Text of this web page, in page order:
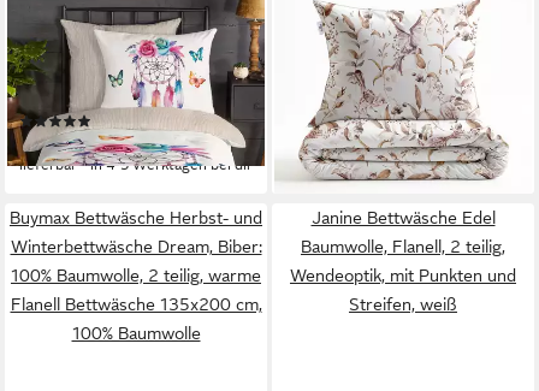
Kinderbettwäsche Catchy,
Biber, Flanell, 2 teilig, Flanell
Biber, 135x200, Warm,
Reißverschluss, Wende, Kind,
Federn Sand
(1)
ab 44,95 €
lieferbar - in 4-5 Werktagen bei dir
Bettwäsche Zohome
Bettwäsche Baumwolle Flanell
Colette, Flanell, 2 teilig,
Bettwäsche aus 100%
Baumwolle, hochwertige
Flanell, ab 135x200 cm.
ab 45,32 €
lieferbar - in 6-8 Werktagen bei dir
Buymax Bettwäsche Herbst- und
Winterbettwäsche Dream, Biber:
100% Baumwolle, 2 teilig, warme
Flanell Bettwäsche 135x200 cm,
100% Baumwolle
Janine Bettwäsche Edel
Baumwolle, Flanell, 2 teilig,
Wendeoptik, mit Punkten und
Streifen, weiß